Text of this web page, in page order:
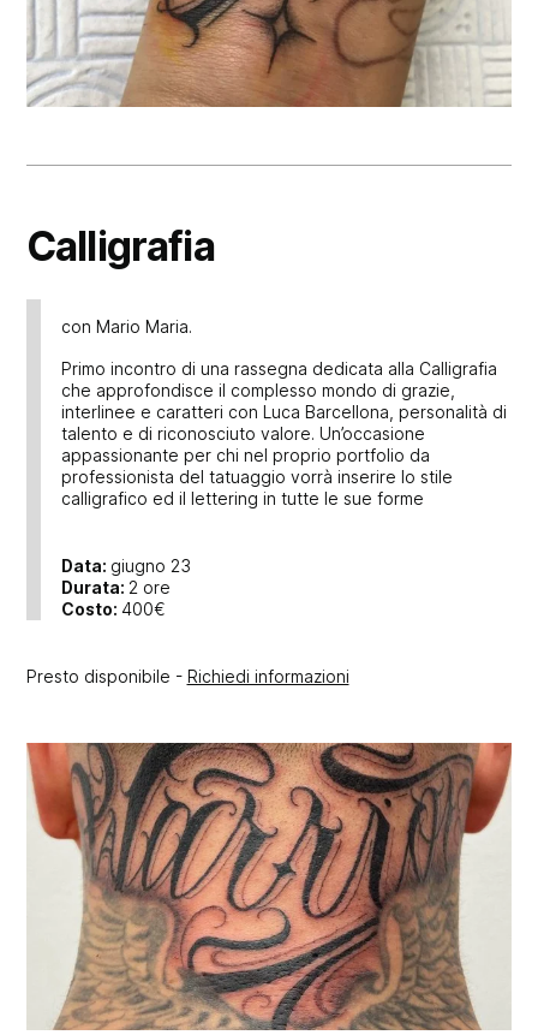
Calligrafia
con Mario Maria.
Primo incontro di una rassegna dedicata alla Calligrafia
che approfondisce il complesso mondo di grazie,
interlinee e caratteri con Luca Barcellona, personalità di
talento e di riconosciuto valore. Un’occasione
appassionante per chi nel proprio portfolio da
professionista del tatuaggio vorrà inserire lo stile
calligrafico ed il lettering in tutte le sue forme
Data: giugno 23
Durata: 2 ore
Costo:400€
Presto disponibile - Richiedi informazioni